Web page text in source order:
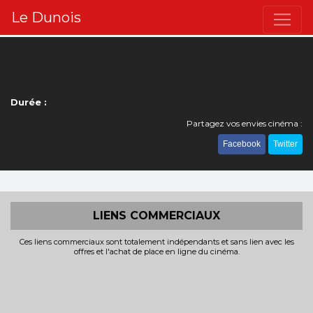
Le Dunois
Durée :
Partagez vos envies cinéma :
Facebook Twitter
LIENS COMMERCIAUX
Ces liens commerciaux sont totalement indépendants et sans lien avec les
offres et l'achat de place en ligne du cinéma.